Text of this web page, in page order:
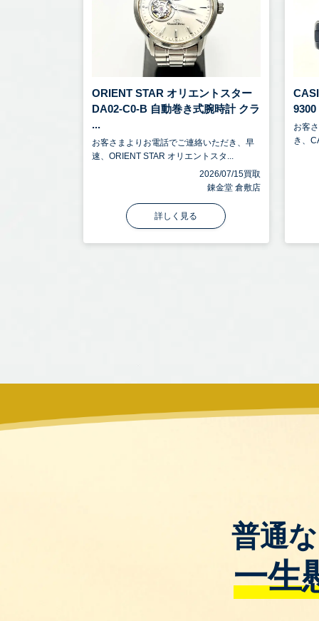
ORIENT STAR オリエントスター
DA02-C0-B 自動巻き式腕時計 クラ
...
お客さまよりお電話でご連絡いただき、早
速、ORIENT STAR オリエントスタ...
2026/07/15買取
錬金堂 倉敷店
詳しく見る
お客
き、
普通
一生